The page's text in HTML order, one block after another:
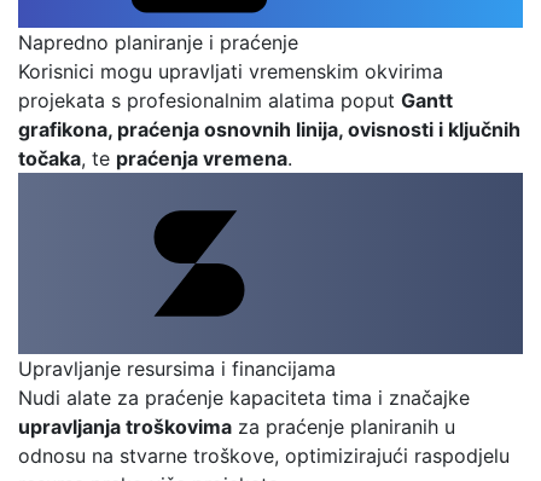
Napredno planiranje i praćenje
Korisnici mogu upravljati vremenskim okvirima
projekata s profesionalnim alatima poput Gantt
grafikona, praćenja osnovnih linija, ovisnosti i ključnih
točaka, te praćenja vremena.
Upravljanje resursima i financijama
Nudi alate za praćenje kapaciteta tima i značajke
upravljanja troškovima za praćenje planiranih u
odnosu na stvarne troškove, optimizirajući raspodjelu